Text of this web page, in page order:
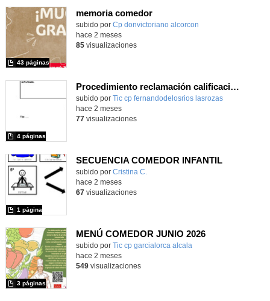
memoria comedor
subido por Cp donvictoriano alcorcon
43 páginas
hace 2 meses
85visualizaciones
Procedimiento reclamación calificaciones finales_CEIP FDLR_Las Rozas
Contenido educativo.
subido por Tic cp fernandodelosrios lasrozas
4 páginas
-
hace 2 meses
77visualizaciones
SECUENCIA COMEDOR INFANTIL
subido por Cristina C.
1 página
hace 2 meses
67visualizaciones
MENÚ COMEDOR JUNIO 2026
subido por Tic cp garcialorca alcala
3 páginas
hace 2 meses
549visualizaciones